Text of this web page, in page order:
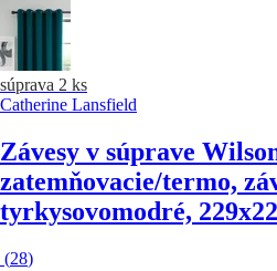
súprava 2 ks
Catherine Lansfield
Závesy v súprave
zatemňovacie/termo,
tyrkysovomodré,
(28)